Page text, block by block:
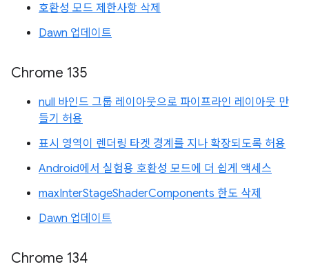
호환성 모드 제한사항 삭제
Dawn 업데이트
Chrome 135
null 바인드 그룹 레이아웃으로 파이프라인 레이아웃 만
들기 허용
표시 영역이 렌더링 타겟 경계를 지나 확장되도록 허용
Android에서 실험용 호환성 모드에 더 쉽게 액세스
maxInterStageShaderComponents 한도 삭제
Dawn 업데이트
Chrome 134